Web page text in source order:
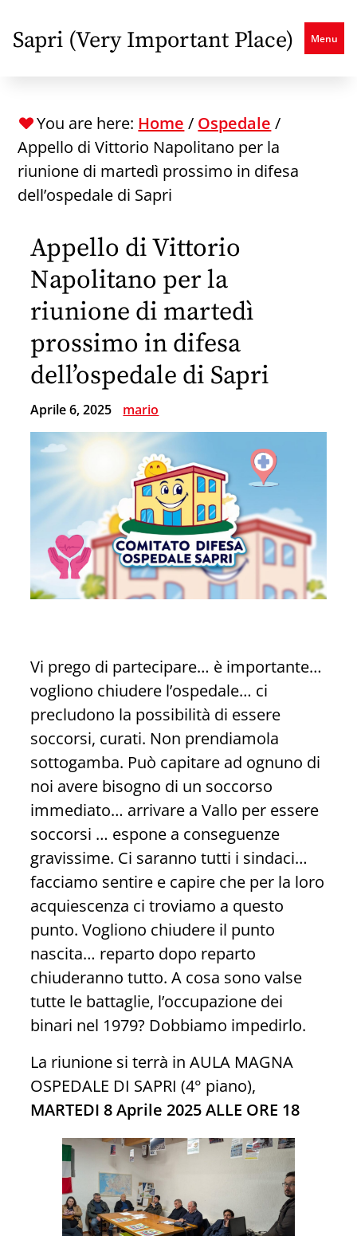
to
main
Sapri (Very Important Place) Menu
You are here: Home / Ospedale /
Appello di Vittorio Napolitano per la
riunione di martedì prossimo in difesa
dell’ospedale di Sapri
Appello di Vittorio
Napolitano per la
riunione di martedì
prossimo in difesa
dell’ospedale di Sapri
Aprile 6, 2025 mario
Vi prego di partecipare… è importante…
vogliono chiudere l’ospedale… ci
precludono la possibilità di essere
soccorsi, curati. Non prendiamola
sottogamba. Può capitare ad ognuno di
noi avere bisogno di un soccorso
immediato… arrivare a Vallo per essere
soccorsi … espone a conseguenze
gravissime. Ci saranno tutti i sindaci…
facciamo sentire e capire che per la loro
acquiescenza ci troviamo a questo
punto. Vogliono chiudere il punto
nascita… reparto dopo reparto
chiuderanno tutto. A cosa sono valse
tutte le battaglie, l’occupazione dei
binari nel 1979? Dobbiamo impedirlo.
La riunione si terrà in AULA MAGNA
OSPEDALE DI SAPRI (4° piano),
MARTEDI 8 Aprile 2025 ALLE ORE 18